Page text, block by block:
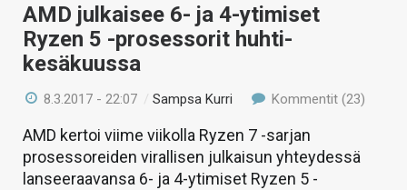
AMD julkaisee 6- ja 4-ytimiset
Ryzen 5 -prosessorit huhti-
kesäkuussa
8.3.2017 - 22:07 /Sampsa Kurri Kommentit (23)
AMD kertoi viime viikolla Ryzen 7 -sarjan
prosessoreiden virallisen julkaisun yhteydessä
lanseeraavansa 6- ja 4-ytimiset Ryzen 5 -